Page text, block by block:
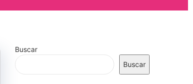
Buscar
Buscar